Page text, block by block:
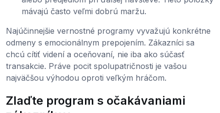
mávajú často veľmi dobrú maržu.
Najúčinnejšie vernostné programy vyvažujú konkrétne
odmeny s emocionálnym prepojením. Zákazníci sa
chcú cítiť videní a oceňovaní, nie iba ako súčasť
transakcie. Práve pocit spolupatričnosti je vašou
najväčšou výhodou oproti veľkým hráčom.
Zlaďte program s očakávaniami